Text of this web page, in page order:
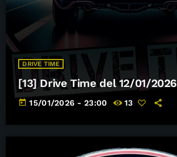
DRIVE TIME
[13] Drive Time del 12/01/2026
today 15/01/2026 - 23:00 13